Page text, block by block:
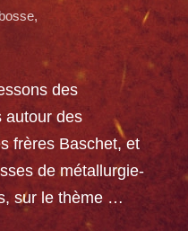
,
des
autour des
frères Baschet, et
de métallurgie-
sur le thème …